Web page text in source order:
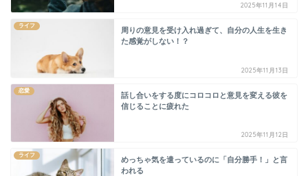
2025年11月14日
ライフ
周りの意見を受け入れ過ぎて、自分の人生を生き
た感覚がしない！？
2025年11月13日
恋愛
話し合いをする度にコロコロと意見を変える彼を
信じることに疲れた
2025年11月12日
ライフ
めっちゃ気を遣っているのに「自分勝手！」と言
われる